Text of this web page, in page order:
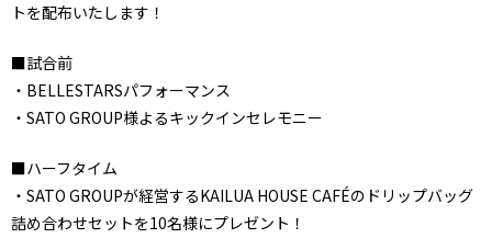
トを配布いたします！
■試合前
・BELLESTARSパフォーマンス
・SATO GROUP様よるキックインセレモニー
■ハーフタイム
・SATO GROUPが経営するKAILUA HOUSE CAFÉのドリップバッグ
詰め合わせセットを10名様にプレゼント！